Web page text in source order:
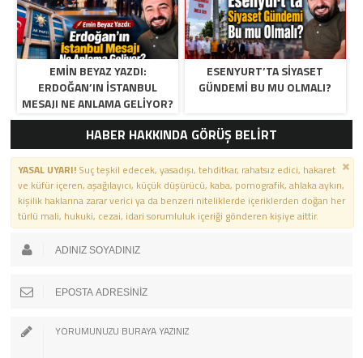
EMIN BEYAZ YAZDI:
ERDOĞAN’IN İSTANBUL
MESAJI NE ANLAMA GELIYOR?
ESENYURT’TA SIYASET
GÜNDEMI BU MU OLMALI?
HABER HAKKINDA GÖRÜŞ BELİRT
YASAL UYARI! Suç teşkil edecek, yasadışı, tehditkar, rahatsız edici, hakaret
ve küfür içeren, aşağılayıcı, küçük düşürücü, kaba, pornografik, ahlaka aykırı,
kişilik haklarına zarar verici ya da benzeri niteliklerde içeriklerden doğan her
türlü mali, hukuki, cezai, idari sorumluluk içeriği gönderen kişiye aittir.